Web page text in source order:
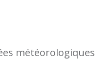
météorologiques